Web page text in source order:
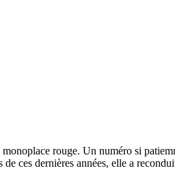
rouge. Un numéro si
ces dernières années, elle a